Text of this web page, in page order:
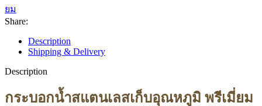
ยม
Share:
Description
Shipping & Delivery
Description
กระบอกน้ำสแตนเลสเก็บอุณหภูมิ พรีเมี่ยม